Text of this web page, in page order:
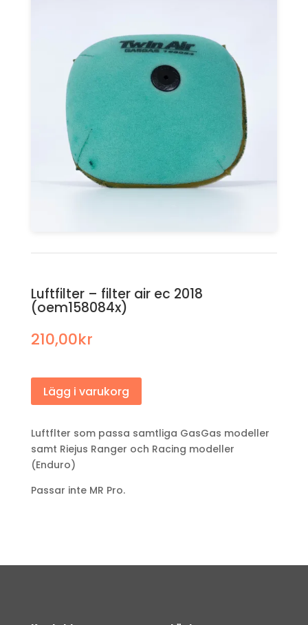
Luftfilter – filter air ec 2018
(oem158084x)
210,00kr
Lägg i varukorg
Luftflter som passa samtliga GasGas modeller
samt Riejus Ranger och Racing modeller
(Enduro)
Passar inte MR Pro.